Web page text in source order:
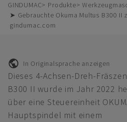
GINDUMAC Produkte
➤ Gebrauchte Okuma Multus B300 II
gindumac.com
In Originalsprache anzeigen
Dieses 4-Achsen-Dreh-
B300 II wurde im Jahr 2022
über eine Steuereinheit
Hauptspindel mit einem